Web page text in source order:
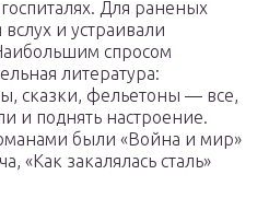
Для раненых
и устраивали
спросом
литература:
сказки, фельетоны — все,
и поднять настроение.
были «Война и мир»
«Как закалялась сталь»